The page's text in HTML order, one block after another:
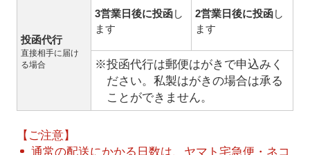
投函代行
直接相手に届け
る場合
3営業日後に投函し
ます
2営業日後に投函し
ます
※投函代行は郵便はがきで申込みく
ださい。私製はがきの場合は承る
ことができません。
【ご注意】
通常の配送にかかる日数は、ヤマト宅急便・ネコ